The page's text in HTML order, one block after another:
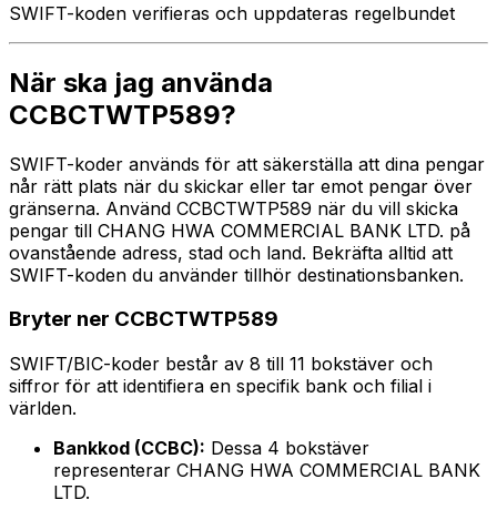
SWIFT-koden verifieras och uppdateras regelbundet
När ska jag använda
CCBCTWTP589?
SWIFT-koder används för att säkerställa att dina pengar
når rätt plats när du skickar eller tar emot pengar över
gränserna. Använd CCBCTWTP589 när du vill skicka
pengar till CHANG HWA COMMERCIAL BANK LTD. på
ovanstående adress, stad och land. Bekräfta alltid att
SWIFT-koden du använder tillhör destinationsbanken.
Bryter ner CCBCTWTP589
SWIFT/BIC-koder består av 8 till 11 bokstäver och
siffror för att identifiera en specifik bank och filial i
världen.
Bankkod (CCBC): Dessa 4 bokstäver
representerar CHANG HWA COMMERCIAL BANK
LTD.